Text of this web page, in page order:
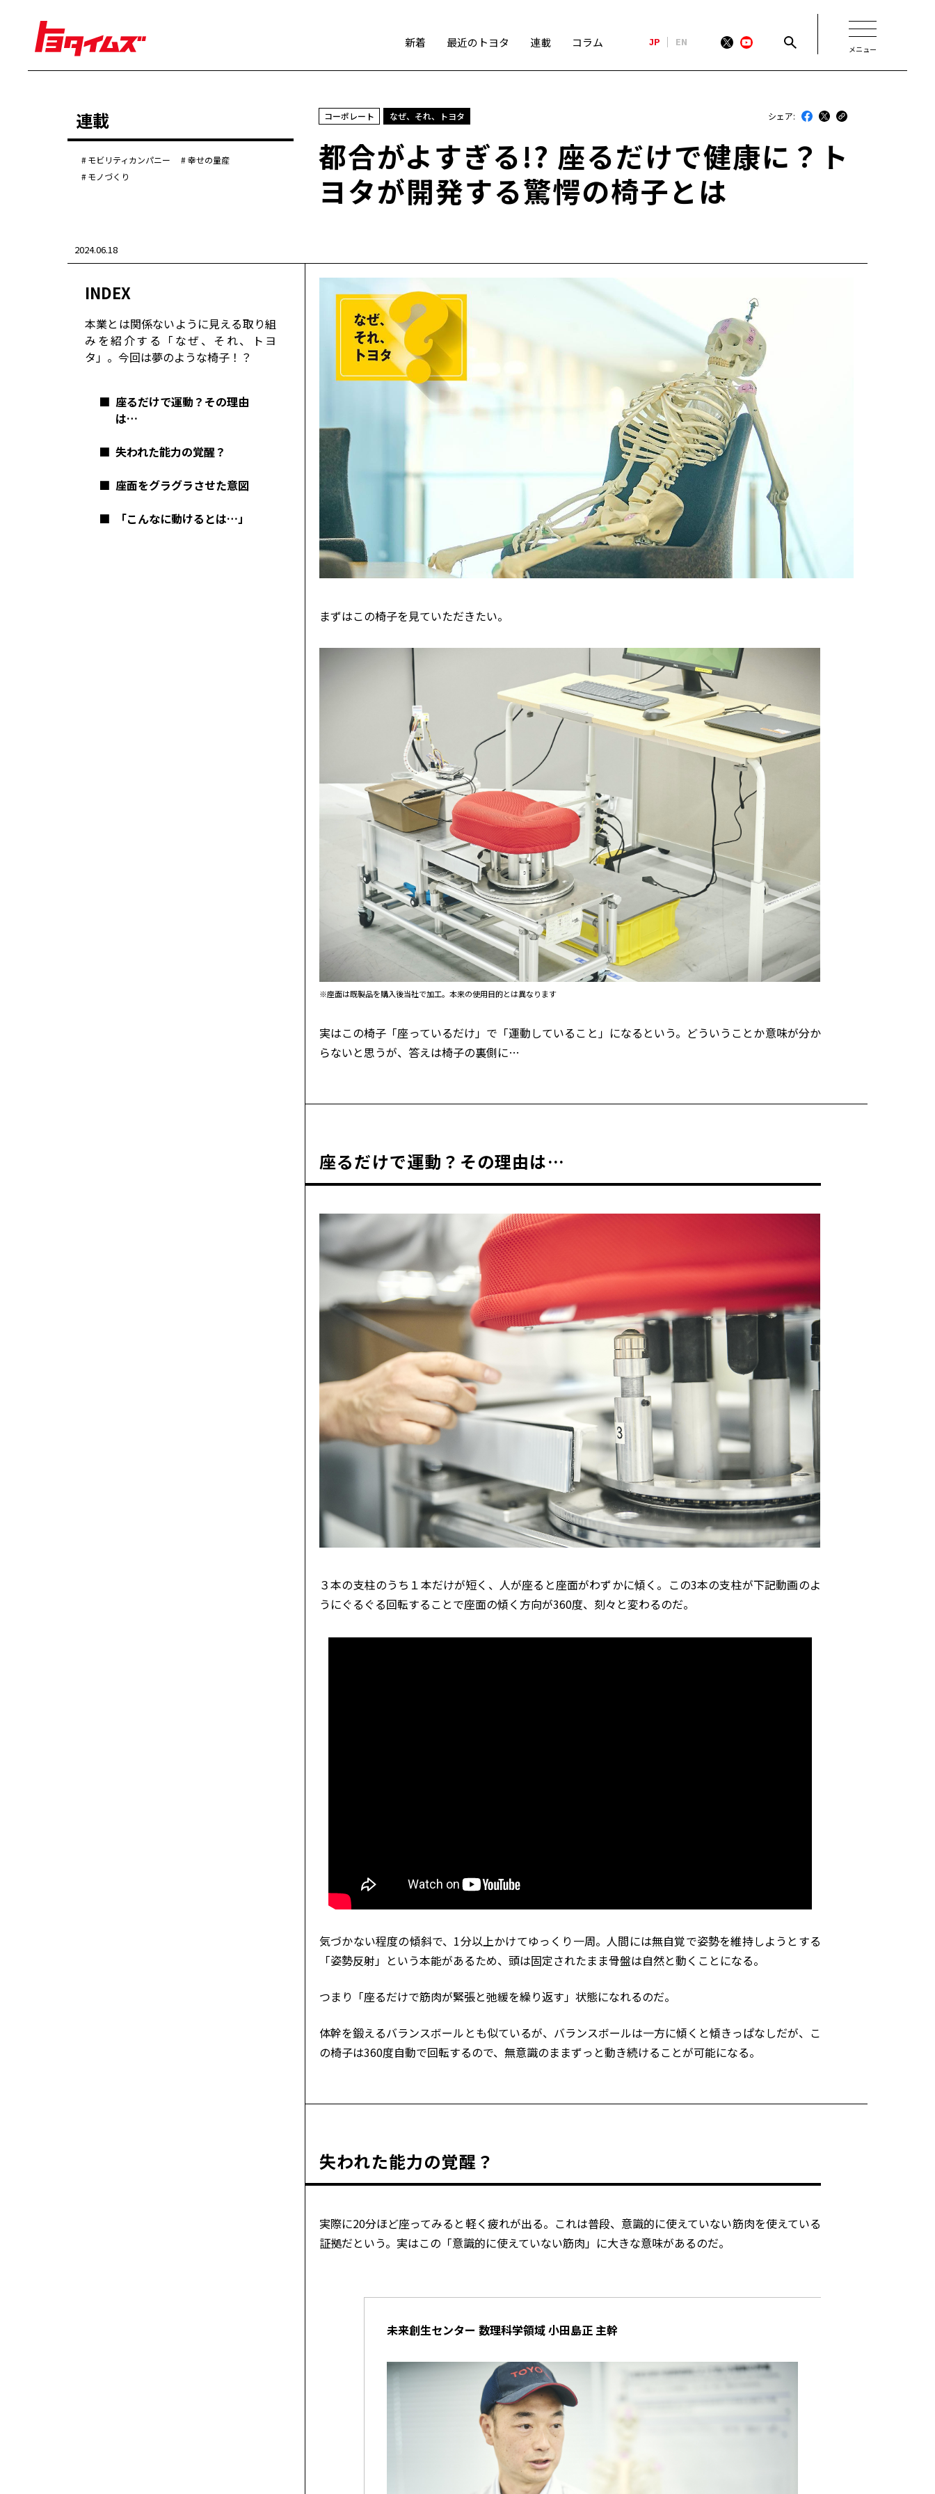
新着 最近のトヨタ 連載 コラム JP EN
メニュー
豊田章男 佐藤恒治 決算 株主総会
労使協議会
スポーツ
WRC TOYOTA GAZOO Racing
センチュリー
コーポレート
モビリティカンパニー トヨタグローバル
日本自動車工業会（自工会）
最近のトヨタ
連載
トヨタイムズスポーツ
トヨタイムズPodcast
SDGs
連載
モビリティカンパニー
幸せの量産
モノづくり
コーポレート なぜ、それ、トヨタ シェア:
都合がよすぎる!? 座るだけで健康に？ト
ヨタが開発する驚愕の椅子とは
2024.06.18
INDEX
本業とは関係ないように見える取り組
みを紹介する「なぜ、それ、トヨ
タ」。今回は夢のような椅子！？
■ 座るだけで運動？その理由
は…
■ 失われた能力の覚醒？
■ 座面をグラグラさせた意図
■
「こんなに動けるとは…」
まずはこの椅子を見ていただきたい。
※座面は既製品を購入後当社で加工。本来の使用目的とは異なります
実はこの椅子「座っているだけ」で「運動していること」になるという。どういうことか意味が分か
らないと思うが、答えは椅子の裏側に…
座るだけで運動？その理由は…
３本の支柱のうち１本だけが短く、人が座ると座面がわずかに傾く。この3本の支柱が下記動画のよ
うにぐるぐる回転することで座面の傾く方向が360度、刻々と変わるのだ。
気づかない程度の傾斜で、 1分以上かけてゆっくり一周。人間には無自覚で姿勢を維持しようとする
「姿勢反射」という本能があるため、頭は固定されたまま骨盤は自然と動くことになる。
つまり「座るだけで筋肉が緊張と弛緩を繰り返す」状態になれるのだ。
体幹を鍛えるバランスボールとも似ているが、バランスボールは一方に傾くと傾きっぱなしだが、こ
の椅子は360度自動で回転するので、無意識のままずっと動き続けることが可能になる。
失われた能力の覚醒？
実際に20分ほど座ってみると軽く疲れが出る。これは普段、意識的に使えていない筋肉を使えている
証拠だという。実はこの「意識的に使えていない筋肉」に大きな意味があるのだ。
未来創生センター 数理科学領域 小田島正 主幹